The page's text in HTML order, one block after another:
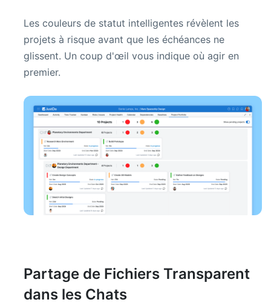
Les couleurs de statut intelligentes révèlent les
projets à risque avant que les échéances ne
glissent. Un coup d'œil vous indique où agir en
premier.
Partage de Fichiers Transparent
dans les Chats